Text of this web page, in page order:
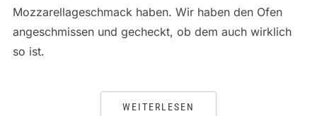
Mozzarellageschmack haben. Wir haben den Ofen
angeschmissen und gecheckt, ob dem auch wirklich
so ist.
WEITERLESEN